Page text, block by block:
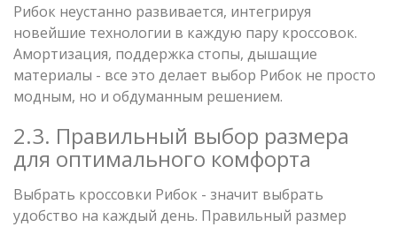
Рибок неустанно развивается, интегрируя
новейшие технологии в каждую пару кроссовок.
Амортизация, поддержка стопы, дышащие
материалы - все это делает выбор Рибок не просто
модным, но и обдуманным решением.
2.3. Правильный выбор размера
для оптимального комфорта
Выбрать кроссовки Рибок - значит выбрать
удобство на каждый день. Правильный размер